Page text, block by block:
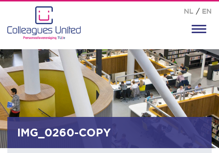
NL / EN
IMG_0260-COPY